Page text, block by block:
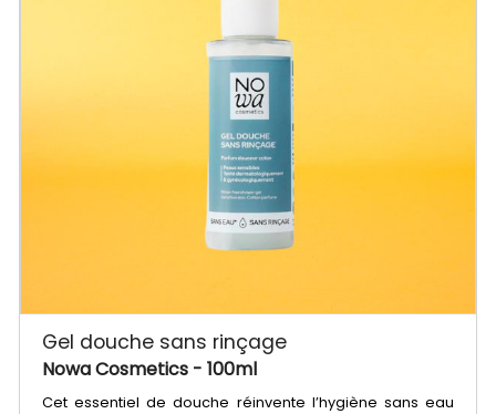
Gel douche sans rinçage
Nowa Cosmetics - 100ml
Cet essentiel de douche réinvente l’hygiène sans eau